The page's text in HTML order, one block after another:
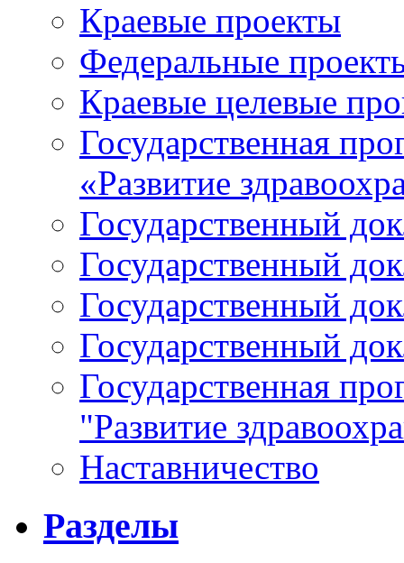
Краевые проекты
Федеральные
Краевые целевые
Государственная
«Развитие
Государственный
Государственный
Государственный
Государственный
Государственная
"Развитие
Наставничество
Разделы